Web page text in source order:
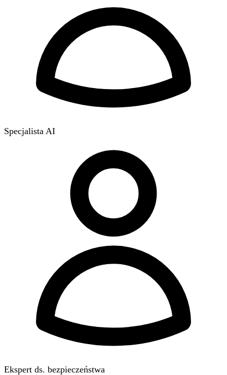
Specjalista AI
Ekspert ds. bezpieczeństwa